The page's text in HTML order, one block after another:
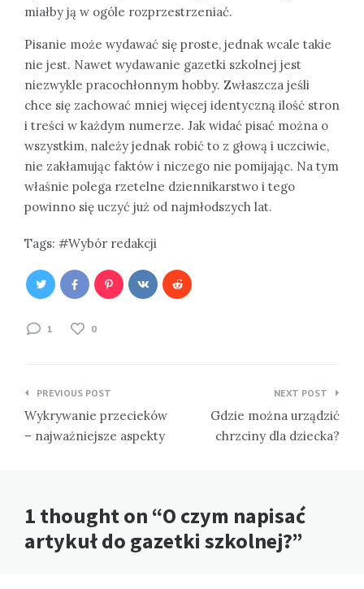
miałby ją w ogóle rozprzestrzeniać.
Pisanie może wydawać się proste, jednak wcale takie
nie jest. Nawet wydawanie gazetki szkolnej jest
niezwykle pracochłonnym hobby. Zwłaszcza jeśli
chce się zachować mniej więcej identyczną ilość stron
i treści w każdym numerze. Jak widać pisać można o
wszystkim, należy jednak robić to z głową i uczciwie,
nie zakłamując faktów i niczego nie pomijając. Na tym
właśnie polega rzetelne dziennikarstwo i tego
powinno się uczyć już od najmłodszych lat.
Tags: Wybór redakcji
1 0
Nawigacja
wpisu
PREVIOUS POST
Wykrywanie przecieków
– najważniejsze aspekty
NEXT POST
Gdzie można urządzić
chrzciny dla dziecka?
1 thought on “O czym napisać
artykuł do gazetki szkolnej?”